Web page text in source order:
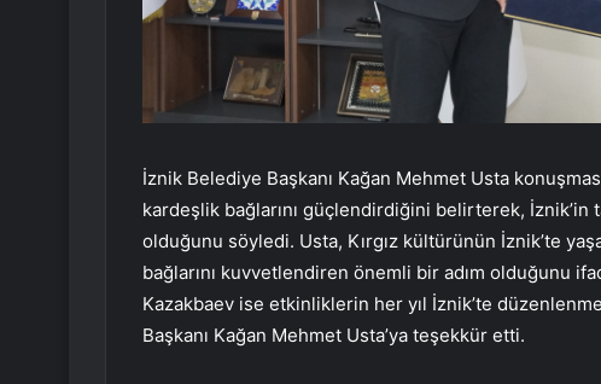
İznik Belediye Başkanı Kağan Mehmet Usta
kardeşlik bağlarını güçlendirdiğini belirterek,
olduğunu söyledi. Usta, Kırgız kültürünün İznik’te
bağlarını kuvvetlendiren önemli bir adım olduğunu
Kazakbaev ise etkinliklerin her yıl İznik’te
Başkanı Kağan Mehmet Usta’ya teşekkür etti.